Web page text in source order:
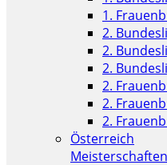
1.
2.
2.
2.
2.
2.
2.
Österreich
Meisterschaften